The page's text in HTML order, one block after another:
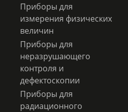
Приборы для
измерения физических
величин
Приборы для
неразрушающего
контроля и
дефектоскопии
Приборы для
радиационного